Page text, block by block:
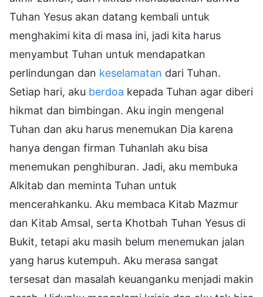
Tuhan Yesus akan datang kembali untuk
menghakimi kita di masa ini, jadi kita harus
menyambut Tuhan untuk mendapatkan
perlindungan dan keselamatan dari Tuhan.
Setiap hari, aku berdoa kepada Tuhan agar diberi
hikmat dan bimbingan. Aku ingin mengenal
Tuhan dan aku harus menemukan Dia karena
hanya dengan firman Tuhanlah aku bisa
menemukan penghiburan. Jadi, aku membuka
Alkitab dan meminta Tuhan untuk
mencerahkanku. Aku membaca Kitab Mazmur
dan Kitab Amsal, serta Khotbah Tuhan Yesus di
Bukit, tetapi aku masih belum menemukan jalan
yang harus kutempuh. Aku merasa sangat
tersesat dan masalah keuanganku menjadi makin